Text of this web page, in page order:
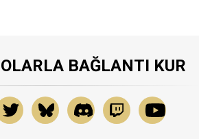
BAĞLANTI KUR